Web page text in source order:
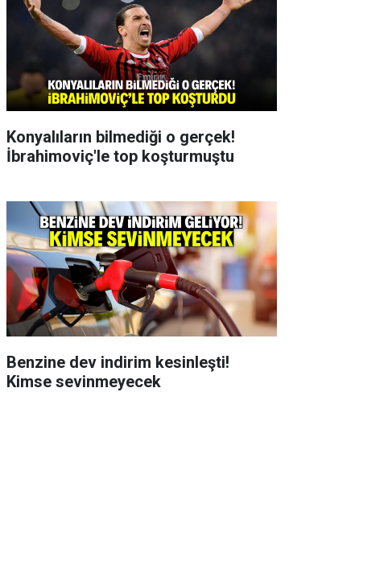
Konyalıların bilmediği o gerçek!
İbrahimoviç'le top koşturmuştu
Benzine dev indirim kesinleşti!
Kimse sevinmeyecek